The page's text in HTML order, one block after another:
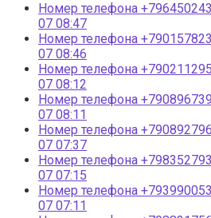
Номер телефона
07 08:47
Номер телефона
07 08:46
Номер телефона
07 08:12
Номер телефона
07 08:11
Номер телефона
07 07:37
Номер телефона
07 07:15
Номер телефона
07 07:11